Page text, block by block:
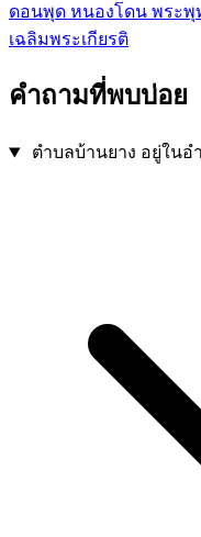
ดอนพุด หนองโดน พระพุ
เฉลิมพระเกียรติ
คำถามที่พบบ่อย
ตำบลบ้านยาง อยู่ในอ